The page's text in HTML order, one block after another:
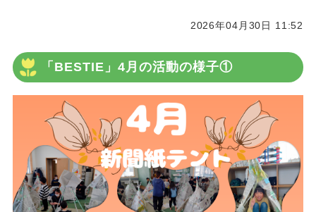
2026年04月30日 11:52
「BESTIE」4月の活動の様子①